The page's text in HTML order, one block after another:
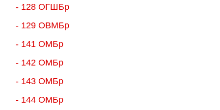
- 128 ОГШБр
- 129 ОВМБр
- 141 ОМБр
- 142 ОМБр
- 143 ОМБр
- 144 ОМБр